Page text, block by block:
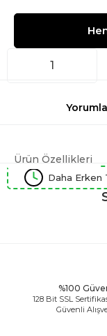
Ürün Özellikleri
Daha Erken
%100
128 Bit SSL
Güvenli